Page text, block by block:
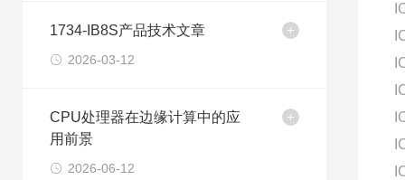
1734-IB8S产品技术文章
2026-03-12
CPU处理器在边缘计算中的应
用前景
2026-06-12